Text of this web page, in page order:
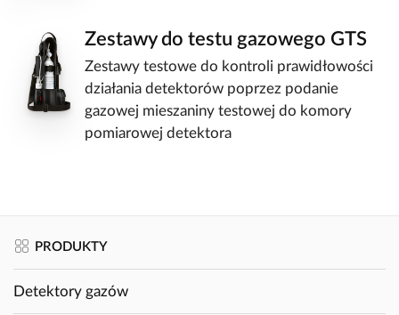
Zestawy do testu gazowego GTS
Zestawy testowe do kontroli prawidłowości
działania detektorów poprzez podanie
gazowej mieszaniny testowej do komory
pomiarowej detektora
PRODUKTY
Detektory gazów